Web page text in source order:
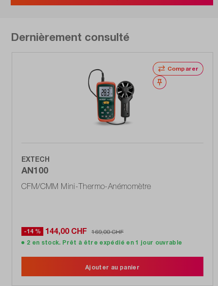
Dernièrement consulté
Comparer
Noter
EXTECH
AN100
CFM/CMM Mini-Thermo-Anémomètre
-14 % 144,00 CHF
169,00 CHF
2 en stock. Prêt à être expédié en 1 jour ouvrable
Ajouter au panier